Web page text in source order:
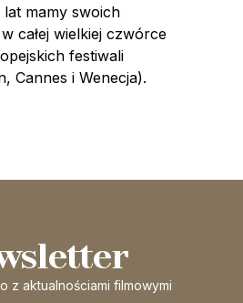
mamy swoich
całej wielkiej czwórce
festiwali
Cannes i Wenecja).
z aktualnościami filmowymi